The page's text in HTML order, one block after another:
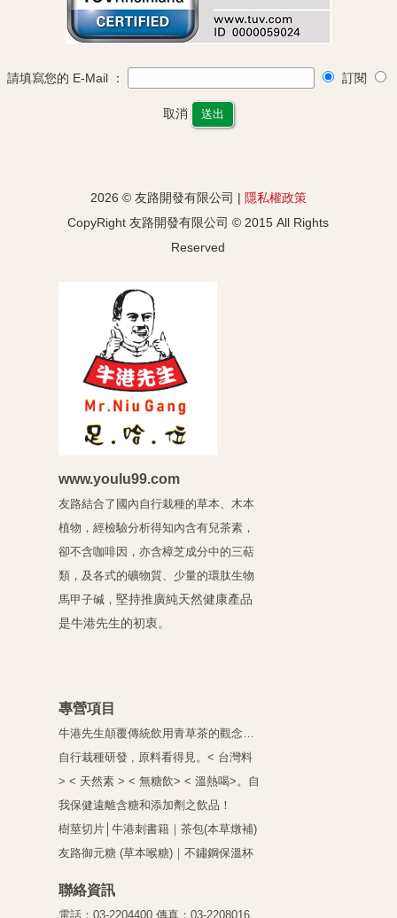
請填寫您的 E-Mail ： 訂閱
取消 送出
2026 © 友路開發有限公司 | 隱私權政策
CopyRight 友路開發有限公司 © 2015 All Rights
Reserved
www.youlu99.com
友路結合了國內自行栽種的草本、木本
植物，經檢驗分析得知內含有兒茶素，
卻不含咖啡因，亦含樟芝成分中的三萜
類，及各式的礦物質、少量的環肽生物
馬甲子碱， 堅持推廣純天然健康產品
是牛港先生的初衷。
專營項目
牛港先生顛覆傳統飲用青草茶的觀念…
自行栽種研發 , 原料看得見。 < 台灣料
> < 天然素 > < 無糖飲> < 溫熱喝>。 自
我保健遠離含糖和添加劑之飲品！
樹莖切片│ 牛港刺書籍｜ 茶包(本草燉補)
友路御元糖 (草本喉糖)｜ 不鏽鋼保溫杯
聯絡資訊
電話：03-2204400 傳真：03-2208016